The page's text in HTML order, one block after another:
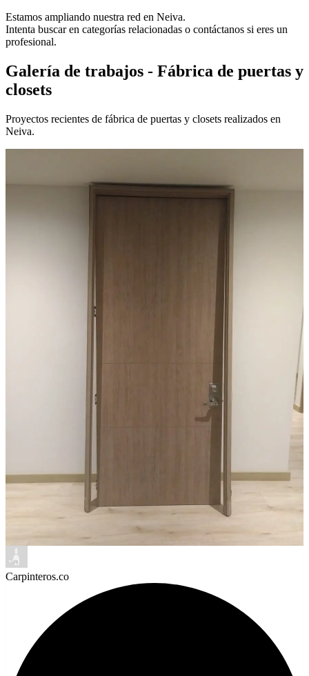
Estamos ampliando nuestra red en Neiva.
Intenta buscar en categorías relacionadas o contáctanos si eres un
profesional.
Galería de trabajos - Fábrica de puertas y
closets
Proyectos recientes de fábrica de puertas y closets realizados en
Neiva.
Carpinteros.co